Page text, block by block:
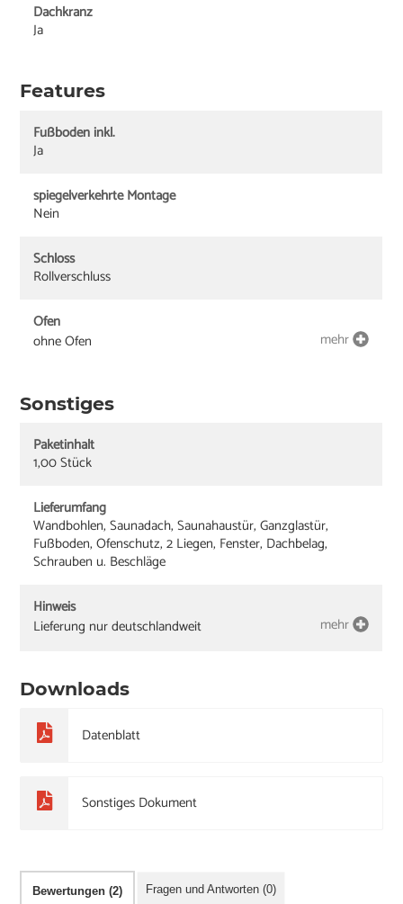
Dachkranz
Ja
Features
Fußboden inkl.
Ja
spiegelverkehrte Montage
Nein
Schloss
Rollverschluss
Ofen
ohne Ofen
mehr
Sonstiges
Paketinhalt
1,00 Stück
Lieferumfang
Wandbohlen, Saunadach, Saunahaustür, Ganzglastür,
Fußboden, Ofenschutz, 2 Liegen, Fenster, Dachbelag,
Schrauben u. Beschläge
Hinweis
Lieferung nur deutschlandweit
mehr
Downloads
Datenblatt
Sonstiges Dokument
Bewertungen (2) Fragen und Antworten (0)